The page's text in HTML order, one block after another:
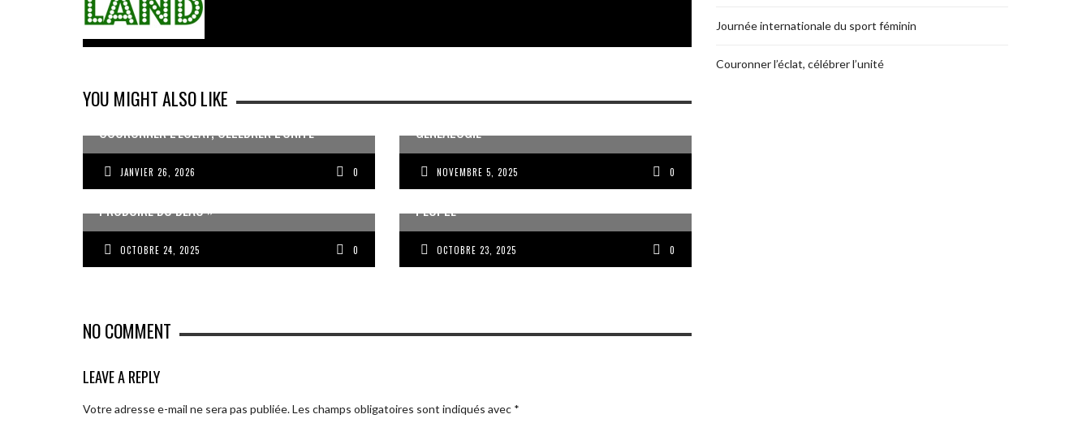
YOU MIGHT ALSO LIKE
COURONNER L’ÉCLAT, CÉLÉBRER L’UNITÉ
JANVIER 26, 2026 0
GÉNÉALOGIE
NOVEMBRE 5, 2025 0
JEAN-PIERRE VOLET : « L’OBJECTIF EST DE
PRODUIRE DU BEAU »
OCTOBRE 24, 2025 0
VOIX DES ONDES, VOIX DES YOLES, VOIX D’UN
PEUPLE
OCTOBRE 23, 2025 0
NO COMMENT
LEAVE A REPLY
Votre adresse e-mail ne sera pas publiée.Les champs obligatoires sont indiqués avec *
Journée internationale du sport féminin
Couronner l’éclat, célébrer l’unité